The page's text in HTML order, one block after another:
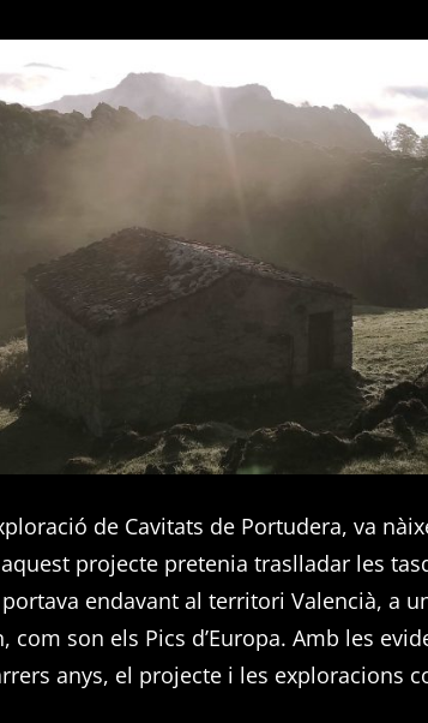
de Cavitats de Portudera, va
projecte pretenia traslladar les
portava endavant al territori Valencià, a
com son els Pics d’Europa. Amb les
anys, el projecte i les exploracions